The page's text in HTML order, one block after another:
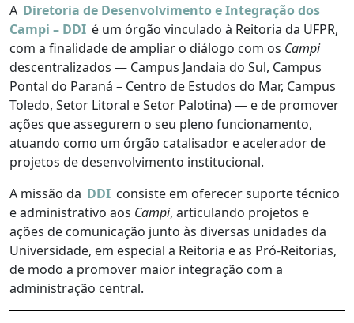
A Diretoria de Desenvolvimento e Integração dos
Campi – DDI é um órgão vinculado à Reitoria da UFPR,
com a finalidade de ampliar o diálogo com os Campi
descentralizados — Campus Jandaia do Sul, Campus
Pontal do Paraná – Centro de Estudos do Mar, Campus
Toledo, Setor Litoral e Setor Palotina) — e de promover
ações que assegurem o seu pleno funcionamento,
atuando como um órgão catalisador e acelerador de
projetos de desenvolvimento institucional.
A missão da DDI consiste em oferecer suporte técnico
e administrativo aos Campi, articulando projetos e
ações de comunicação junto às diversas unidades da
Universidade, em especial a Reitoria e as Pró-Reitorias,
de modo a promover maior integração com a
administração central.